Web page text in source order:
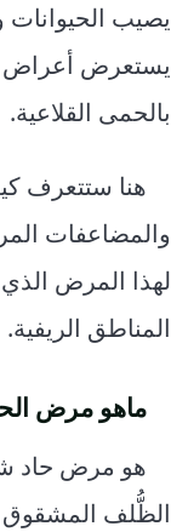
يصيب
يستعرض أعراض
بالحمى القلاعية.
هنا ستتعرف
والمضاعفات
لهذا المرض
المناطق الريفية.
ماهو مرض
هو مرض حاد
الظُّلف المشقوق